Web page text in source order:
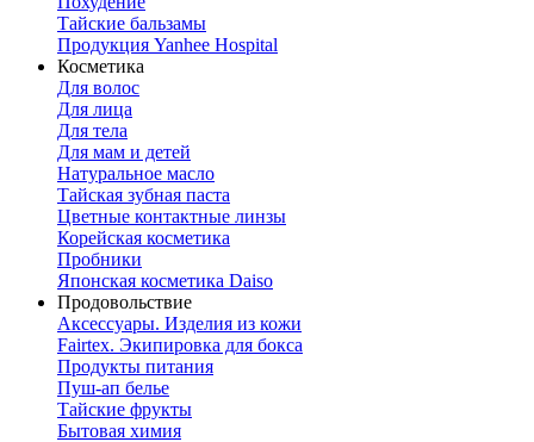
Тайские бальзамы
Продукция Yanhee Hospital
Косметика
Для волос
Для лица
Для тела
Для мам и детей
Натуральное масло
Тайская зубная паста
Цветные контактные линзы
Корейская косметика
Пробники
Японская косметика Daiso
Продовольствие
Аксессуары. Изделия из кожи
Fairtex. Экипировка для бокса
Продукты питания
Пуш-ап белье
Тайские фрукты
Бытовая химия